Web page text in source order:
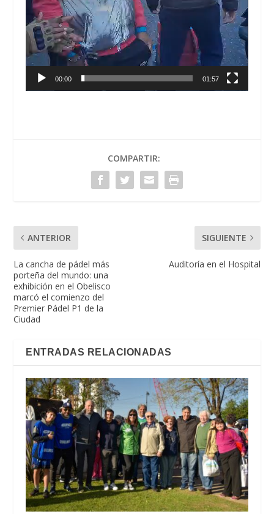
00:00 01:57
COMPARTIR:
ANTERIOR
La cancha de pádel más
porteña del mundo: una
exhibición en el Obelisco
marcó el comienzo del
Premier Pádel P1 de la
Ciudad
SIGUIENTE
Auditoría en el Hospital
ENTRADAS RELACIONADAS